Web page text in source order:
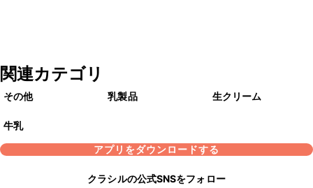
関連カテゴリ
その他 乳製品 生クリーム
牛乳
アプリをダウンロードする
クラシルの公式SNSをフォロー